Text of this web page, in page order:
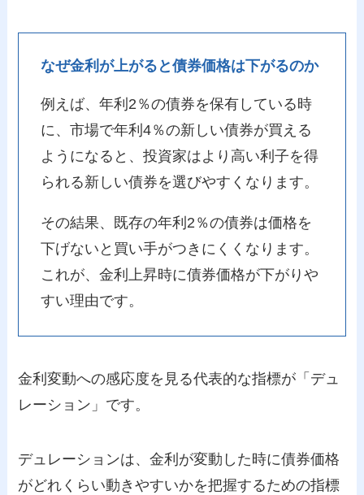
なぜ金利が上がると債券価格は下がるのか
例えば、年利2％の債券を保有している時
に、市場で年利4％の新しい債券が買える
ようになると、投資家はより高い利子を得
られる新しい債券を選びやすくなります。
その結果、既存の年利2％の債券は価格を
下げないと買い手がつきにくくなります。
これが、金利上昇時に債券価格が下がりや
すい理由です。
金利変動への感応度を見る代表的な指標が「デュ
レーション」です。
デュレーションは、金利が変動した時に債券価格
がどれくらい動きやすいかを把握するための指標